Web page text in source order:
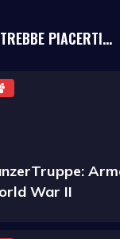
PIACERTI...
War II